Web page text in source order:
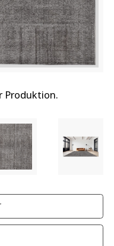
Produktion.